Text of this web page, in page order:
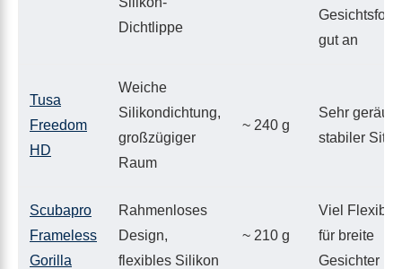
Dichtlippe
gut an
Tusa
Freedom
HD
Weiche
Silikondichtung,
großzügiger
Raum
~ 240 g
Sehr
stabiler Sitz
Scubapro
Frameless
Gorilla
Rahmenloses
Design,
flexibles Silikon
~ 210 g
Viel
für breite
Gesichter